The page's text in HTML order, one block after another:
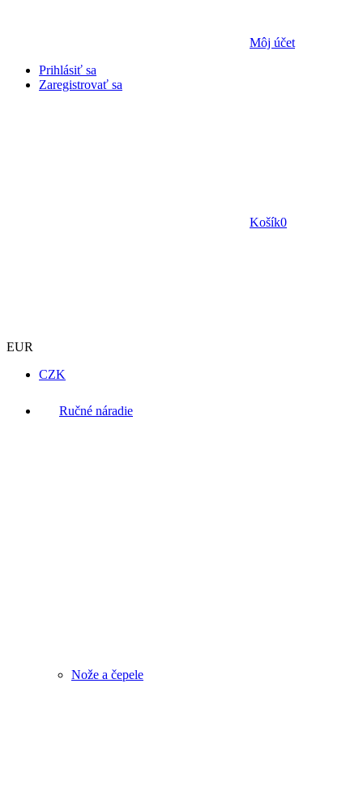
Môj účet
Prihlásiť sa
Zaregistrovať sa
Košík0
EUR
CZK
Ručné náradie
Nože a čepele